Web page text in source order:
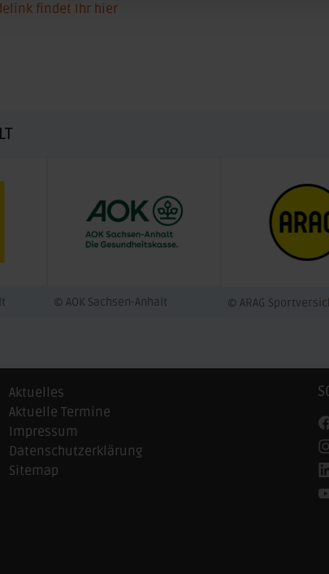
findet Ihr hier
© AOK Sachsen-Anhalt © ARAG
Aktuelles
Aktuelle Termine
Impressum
Datenschutzerklärung
Sitemap